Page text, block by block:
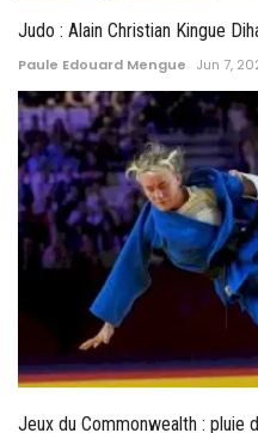
Judo : Alain Christian Kingue
Paule Edouard Mengue Jun 7,
Jeux du Commonwealth : pluie